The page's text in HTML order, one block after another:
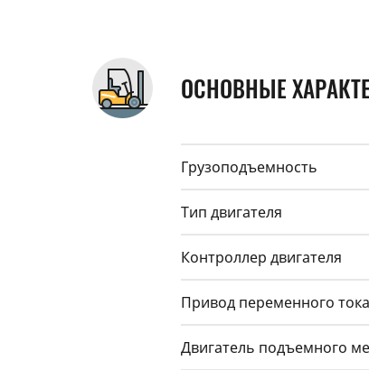
ОСНОВНЫЕ
Грузоподъемность
Тип двигателя
Контроллер двигателя
Привод переменного
Двигатель подъемного